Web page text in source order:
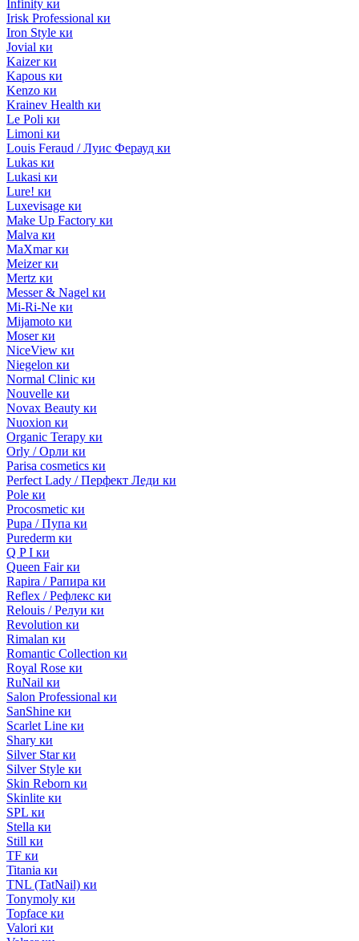
Infinity ки
Irisk Professional ки
Iron Style ки
Jovial ки
Kaizer ки
Kapous ки
Kenzo ки
Krainev Health ки
Le Poli ки
Limoni ки
Louis Feraud / Луис Ферауд ки
Lukas ки
Lukasi ки
Lure! ки
Luxevisage ки
Make Up Factory ки
Malva ки
MaXmar ки
Meizer ки
Mertz ки
Messer & Nagel ки
Mi-Ri-Ne ки
Mijamoto ки
Moser ки
NiceView ки
Niegelon ки
Normal Clinic ки
Nouvelle ки
Novax Beauty ки
Nuoxion ки
Organic Terapy ки
Orly / Орли ки
Parisa cosmetics ки
Perfect Lady / Перфект Леди ки
Pole ки
Procosmetic ки
Pupa / Пупа ки
Purederm ки
Q P I ки
Queen Fair ки
Rapira / Рапира ки
Reflex / Рефлекс ки
Relouis / Релуи ки
Revolution ки
Rimalan ки
Romantic Collection ки
Royal Rose ки
RuNail ки
Salon Professional ки
SanShine ки
Scarlet Line ки
Shary ки
Silver Star ки
Silver Style ки
Skin Reborn ки
Skinlite ки
SPL ки
Stella ки
Still ки
TF ки
Titania ки
TNL (TatNail) ки
Tonymoly ки
Topface ки
Valori ки